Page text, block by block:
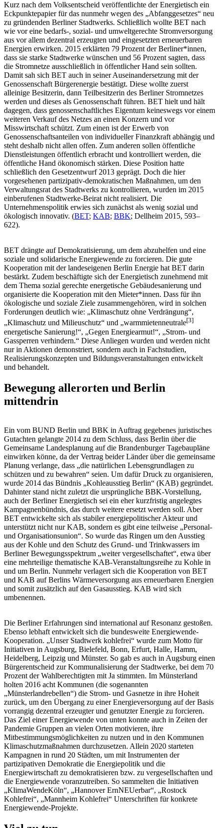
Kurz nach dem Volksentscheid veröffentlichte der Energietisch ein
Eckpunktepapier für das nunmehr wegen des „Abfanggesetzes“ neu
zu gründenden Berliner Stadtwerks. Schließlich wollte BET nach
wie vor eine bedarfs-, sozial- und umweltgerechte Stromversorgung
aus vor allem dezentral erzeugten und eingesetzten erneuerbaren
Energien erwirken. 2015 erklärten 79 Prozent der Berliner*innen,
dass sie starke Stadtwerke wünschen und 56 Prozent sagten, dass
die Stromnetze ausschließlich in öffentlicher Hand sein sollten.
Damit sah sich BET auch in seiner Auseinandersetzung mit der
Genossenschaft Bürgerenergie bestätigt. Diese wollte zuerst
alleinige Besitzerin, dann Teilbesitzerin des Berliner Stromnetzes
werden und dieses als Genossenschaft führen. BET hielt und hält
dagegen, dass genossenschaftliches Eigentum keineswegs vor einem
weiteren Verkauf des Netzes an einen Konzern und vor
Misswirtschaft schützt. Zum einen ist der Erwerb von
Genossenschaftsanteilen von individueller Finanzkraft abhängig und
steht deshalb nicht allen offen. Zum anderen sollen öffentliche
Dienstleistungen öffentlich erbracht und kontrolliert werden, die
öffentliche Hand ökonomisch stärken. Diese Position hatte
schließlich den Gesetzentwurf 2013 geprägt. Doch die hier
vorgesehenen partizipativ-demokratischen Maßnahmen, um den
Verwaltungsrat des Stadtwerks zu kontrollieren, wurden im 2015
einberufenen Stadtwerke-Beirat nicht realisiert. Die
Unternehmenspolitik erwies sich zunächst als wenig sozial und
ökologisch innovativ. (BET; KAB; BBK; Dellheim 2015, 593–
622).
BET drängte auf Demokratisierung, um dem abzuhelfen und eine
soziale und solidarische Energiewende zu forcieren. Die gute
Kooperation mit der landeseigenen Berlin Energie hat BET darin
bestärkt. Zudem beschäftigte sich der Energietisch zunehmend mit
dem Thema sozial gerechte energetische Gebäudesanierung und
organisierte die Kooperation mit den Mieter*innen. Dass für ihn
ökologische und soziale Ziele zusammengehören, wird in solchen
Forderungen deutlich wie: „Klimaschutz ohne Verdrängung“,
„Klimaschutz und Milieuschutz“ und „warmmietenneutrale[3]
energetische Sanierung!“, „Gegen Energiearmut!“, „Strom- und
Gassperren verhindern.“ Diese Anliegen wurden und werden nicht
nur in Aktionen demonstriert, sondern auch in Fachstudien,
Realisierungskonzepten und Bildungsveranstaltungen entwickelt
und behandelt.
Bewegung allerorten und Berlin
mittendrin
Ein vom BUND Berlin und BBK in Auftrag gegebenes juristisches
Gutachten gelangte 2014 zu dem Schluss, dass Berlin über die
Gemeinsame Landesplanung auf die Brandenburger Tagebaupläne
einwirken könne, da der Vertrag beider Länder über die gemeinsame
Planung verlange, dass „die natürlichen Lebensgrundlagen zu
schützen und zu bewahren“ seien. Um dafür Druck zu organisieren,
wurde 2014 das Bündnis „Kohleausstieg Berlin“ (KAB) gegründet.
Dahinter stand nicht zuletzt die ursprüngliche BBK-Vorstellung,
auch der Berliner Energietisch sei ein eher kurzfristig angelegtes
Kampagnenbündnis, das durch weitere ersetzt werden soll. Aber
BET entwickelte sich als stabiler energiepolitischer Akteur und
unterstützt nicht nur KAB, sondern es gibt eine teilweise „Personal-
und Organisationsunion“. So wurde das Ringen um den Ausstieg
aus der Kohle und den Schutz des Grund- und Trinkwassers im
Berliner Bewegungsspektrum „weiter vergesellschaftet“, etwa über
eine mehrteilige thematische KAB-Veranstaltungsreihe zu Kohle in
und um Berlin. Nunmehr verlagert sich die Kooperation von BET
und KAB auf Berlins Wärmeversorgung aus erneuerbaren Energien
und somit zusätzlich auf den Gasausstieg. KAB wird sich
umbenennen.
Die Berliner Erfahrungen sind international auf Resonanz gestoßen.
Ebenso lebhaft entwickelt sich die bundesweite Energiewende-
Kooperation. „Unser Stadtwerk kohlefrei“ wurde zum Motto für
Initiativen in Augsburg, Bielefeld, Bonn, Erfurt, Halle, Hamm,
Heidelberg, Leipzig und Münster. So gab es auch in Augsburg einen
Bürgerentscheid zur Kommunalisierung der Stadtwerke, bei dem 70
Prozent der Wahlberechtigten mit Ja stimmten. Im Münsterland
holten 2016 acht Kommunen (die sogenannten
„Münsterlandrebellen“) die Strom- und Gasnetze in ihre Hoheit
zurück, um den Übergang zu einer Energieversorgung auf der Basis
vorrangig dezentral erzeugter und genutzter Energie zu forcieren.
Das Ziel einer Energiewende von unten konnte auch in Zeiten der
Pandemie Gruppen an vielen Orten motivieren, ihre
Mitbestimmungsmöglichkeiten zu nutzen und in den Kommunen
Klimaschutzmaßnahmen durchzusetzen. Allein 2020 starteten
Kampagnen in rund 20 Städten, um mit Instrumenten der
partizipativen Demokratie die Energiepolitik und die
Energiewirtschaft zu demokratisieren bzw. zu vergesellschaften und
die Energiewende voranzutreiben. So sammelten die Initiativen
„KlimaWendeKöln“, „Hannover ErnNEUerbar“, „Rostock
Kohlefrei“, „Mannheim Kohlefrei“ Unterschriften für konkrete
Energiewende-Projekte.